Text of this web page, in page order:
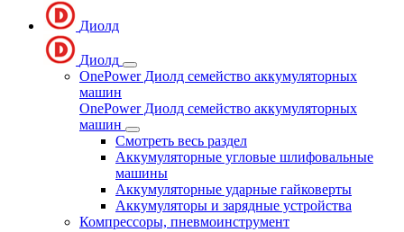
Диолд
Диолд
OnePower Диолд семейство аккумуляторных
машин
OnePower Диолд семейство аккумуляторных
машин
Смотреть весь раздел
Аккумуляторные угловые шлифовальные
машины
Аккумуляторные ударные гайковерты
Аккумуляторы и зарядные устройства
Компрессоры, пневмоинструмент